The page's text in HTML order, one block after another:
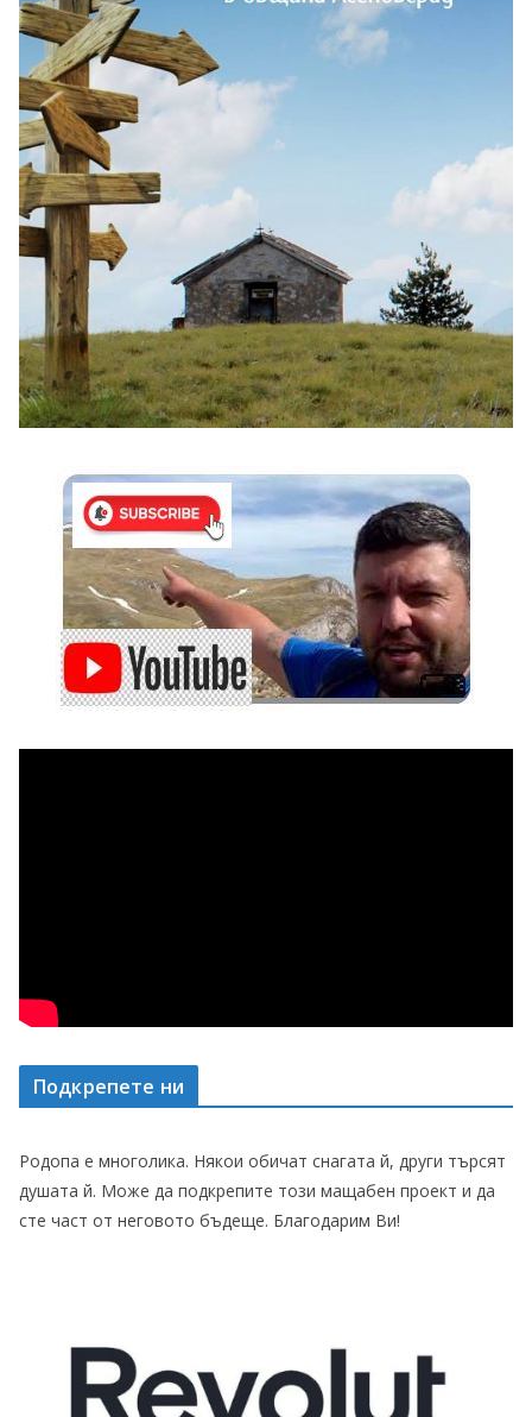
Подкрепете ни
Родопа е многолика. Някои обичат снагата й, други търсят
душата й. Може да подкрепите този мащабен проект и да
сте част от неговото бъдеще. Благодарим Ви!